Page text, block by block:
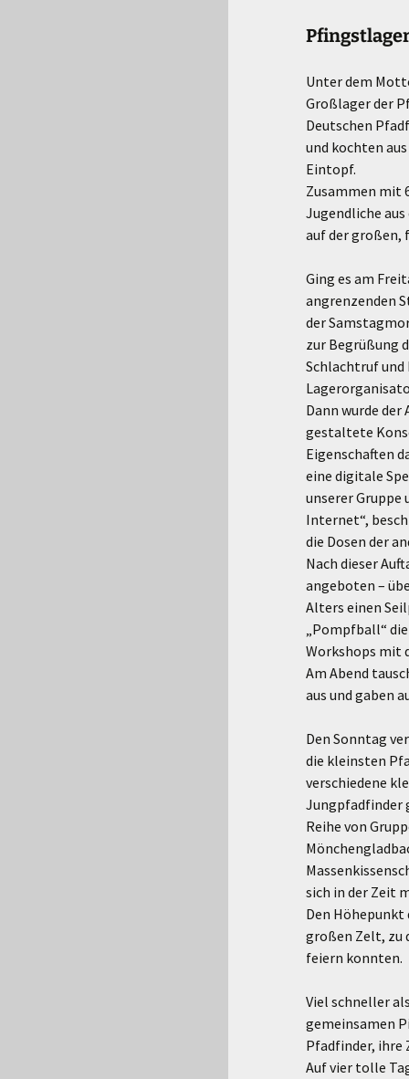
Unter dem
Großlager der
Deutschen
und kochten
Eintopf.
Zusammen mit
Jugendliche
auf der großen,
Ging es am
angrenzenden
der
zur Begrüßung
Schlachtruf und
Dann wurde
gestaltete
Eigenschaften
eine digitale
unserer Gruppe
Internet“,
die Dosen der
Nach dieser
angeboten –
Alters einen
„Pompfball“
Workshops mit
Am Abend
aus und gaben
Den Sonntag
die kleinsten
verschiedene
Jungpfadfinder
Reihe von
sich in der Zeit
Den
großen Zelt, zu
feiern konnten.
Viel schneller
gemeinsamen
Pfadfinder, ihre
Auf vier tolle